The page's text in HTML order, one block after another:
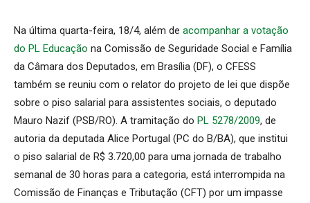
Na última quarta-feira, 18/4, além de acompanhar a votação
do PL Educação na Comissão de Seguridade Social e Família
da Câmara dos Deputados, em Brasília (DF), o CFESS
também se reuniu com o relator do projeto de lei que dispõe
sobre o piso salarial para assistentes sociais, o deputado
Mauro Nazif (PSB/RO). A tramitação do PL 5278/2009, de
autoria da deputada Alice Portugal (PC do B/BA), que institui
o piso salarial de R$ 3.720,00 para uma jornada de trabalho
semanal de 30 horas para a categoria, está interrompida na
Comissão de Finanças e Tributação (CFT) por um impasse